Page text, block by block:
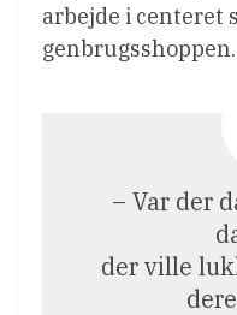
arbejde i centeret
genbrugsshoppen.
– Var der
der ville